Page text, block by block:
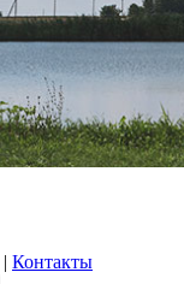
| Контакты